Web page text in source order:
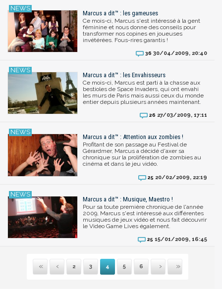
Marcus a dit™ : les gameuses
Ce mois-ci, Marcus s'est intéressé à la gent
féminine et nous donne des conseils pour
transformer nos copines en joueuses
invétérées. Fous-rires garantis !
36 30/04/2009, 20:40
Marcus a dit™ : les Envahisseurs
Ce mois-ci, Marcus est parti à la chasse aux
bestioles de Space Invaders, qui ont envahi
les murs de Paris mais aussi ceux du monde
entier depuis plusieurs années maintenant.
26 27/03/2009, 17:11
Marcus a dit™ : Attention aux zombies !
Profitant de son passage au Festival de
Gérardmer, Marcus a décidé d'axer sa
chronique sur la prolifération de zombies au
cinéma et dans le jeu vidéo.
25 20/02/2009, 22:19
Marcus a dit™ : Musique, Maestro !
Pour sa toute première chronique de l'année
2009, Marcus s'est intéressé aux différentes
musiques de jeux vidéo et nous fait découvrir
le Video Game Lives également.
25 15/01/2009, 16:45
Première
Précédente
2 3 4 5 6
Suivante
Dernière